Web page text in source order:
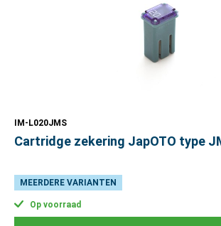
IM-L020JMS
Cartridge zekering JapOTO type
MEERDERE VARIANTEN
Op voorraad